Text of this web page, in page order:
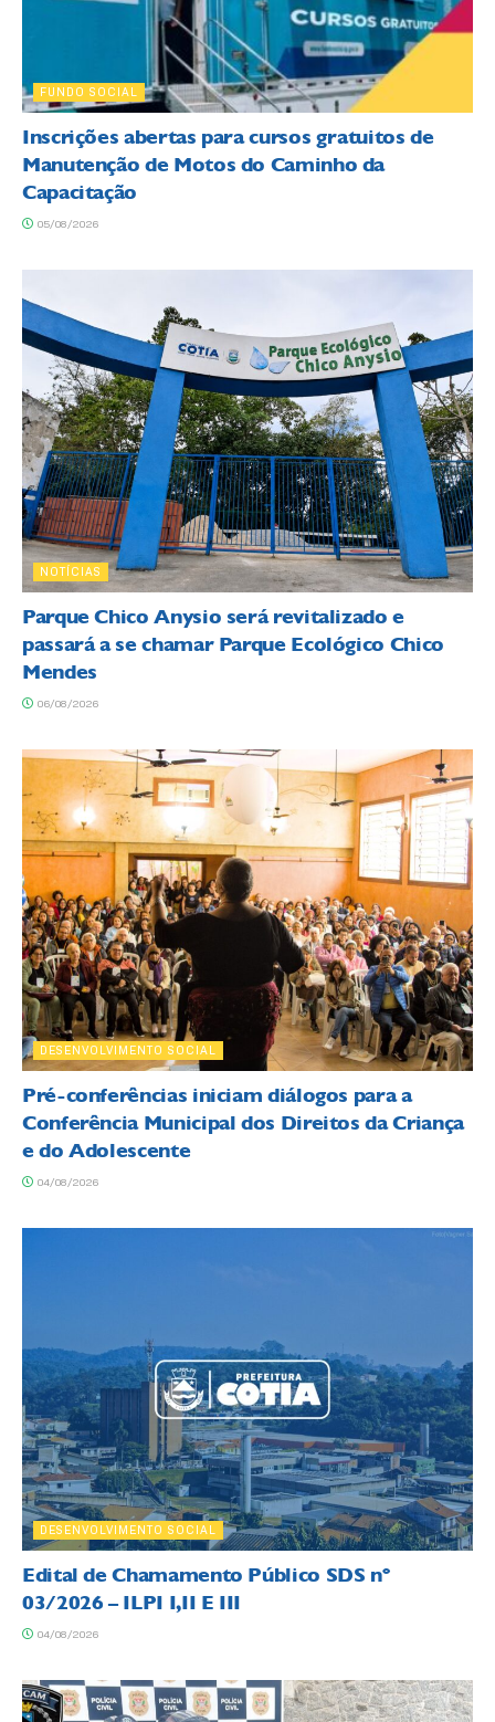
FUNDO SOCIAL
Inscrições abertas para cursos gratuitos de
Manutenção de Motos do Caminho da
Capacitação
05/08/2026
NOTÍCIAS
Parque Chico Anysio será revitalizado e
passará a se chamar Parque Ecológico Chico
Mendes
06/08/2026
DESENVOLVIMENTO SOCIAL
Pré-conferências iniciam diálogos para a
Conferência Municipal dos Direitos da Criança
e do Adolescente
04/08/2026
DESENVOLVIMENTO SOCIAL
Edital de Chamamento Público SDS nº
03/2026 – ILPI I,II E III
04/08/2026